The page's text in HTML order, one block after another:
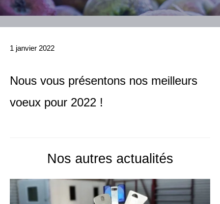
1 janvier 2022
Nous vous présentons nos meilleurs
voeux pour 2022 !
Nos autres actualités